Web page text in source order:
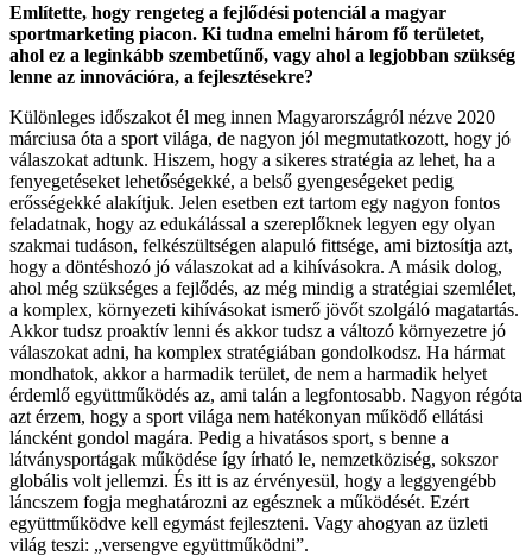
Említette, hogy rengeteg a fejlődési potenciál a magyar
sportmarketing piacon. Ki tudna emelni három fő területet,
ahol ez a leginkább szembetűnő, vagy ahol a legjobban szükség
lenne az innovációra, a fejlesztésekre?
Különleges időszakot él meg innen Magyarországról nézve 2020
márciusa óta a sport világa, de nagyon jól megmutatkozott, hogy jó
válaszokat adtunk. Hiszem, hogy a sikeres stratégia az lehet, ha a
fenyegetéseket lehetőségekké, a belső gyengeségeket pedig
erősségekké alakítjuk. Jelen esetben ezt tartom egy nagyon fontos
feladatnak, hogy az edukálással a szereplőknek legyen egy olyan
szakmai tudáson, felkészültségen alapuló fittsége, ami biztosítja azt,
hogy a döntéshozó jó válaszokat ad a kihívásokra. A másik dolog,
ahol még szükséges a fejlődés, az még mindig a stratégiai szemlélet,
a komplex, környezeti kihívásokat ismerő jövőt szolgáló magatartás.
Akkor tudsz proaktív lenni és akkor tudsz a változó környezetre jó
válaszokat adni, ha komplex stratégiában gondolkodsz. Ha hármat
mondhatok, akkor a harmadik terület, de nem a harmadik helyet
érdemlő együttműködés az, ami talán a legfontosabb. Nagyon régóta
azt érzem, hogy a sport világa nem hatékonyan működő ellátási
láncként gondol magára. Pedig a hivatásos sport, s benne a
látványsportágak működése így írható le, nemzetköziség, sokszor
globális volt jellemzi. És itt is az érvényesül, hogy a leggyengébb
láncszem fogja meghatározni az egésznek a működését. Ezért
együttműködve kell egymást fejleszteni. Vagy ahogyan az üzleti
világ teszi: „versengve együttműködni”.